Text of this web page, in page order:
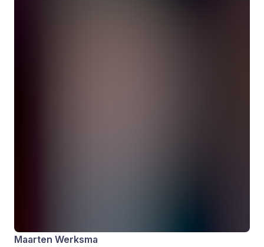
Maarten Werksma